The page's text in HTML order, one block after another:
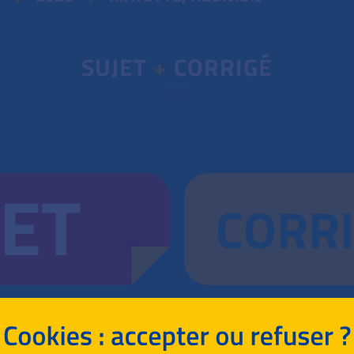
SUJET + CORRIGÉ